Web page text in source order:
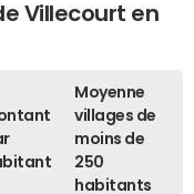
Villecourt en
Moyenne
villages de
moins de
250
habitants